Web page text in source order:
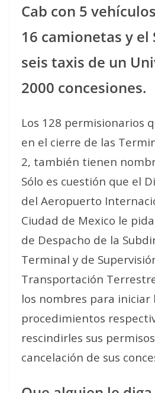
Cab con 5
16 camionetas y el
seis taxis de un
2000 concesiones.
Los 128 permisionarios
en el cierre de las
2, también tienen
Sólo es cuestión que el
del Aeropuerto
Ciudad de Mexico le
de Despacho de la
Terminal y de
Transportación
los nombres para iniciar
procedimientos
rescindirles sus
cancelación de sus